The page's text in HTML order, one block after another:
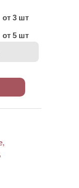
от 3 шт
от 5 шт